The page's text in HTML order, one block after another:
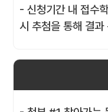
- 신청기간 내 접수
시 추첨을 통해 결과